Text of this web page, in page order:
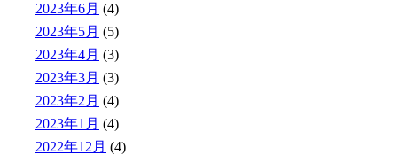
2023年6月 (4)
2023年5月 (5)
2023年4月 (3)
2023年3月 (3)
2023年2月 (4)
2023年1月 (4)
2022年12月 (4)